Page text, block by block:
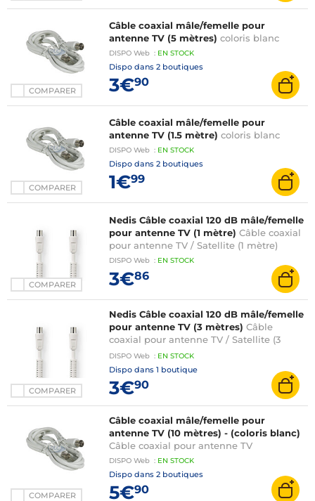
COMPARER
Câble coaxial mâle/femelle pour
antenne TV (5 mètres) coloris blanc
DISPO Web : EN STOCK
Dispo dans 2 boutiques
3€90
COMPARER
Câble coaxial mâle/femelle pour
antenne TV (1.5 mètre) coloris blanc
DISPO Web : EN STOCK
Dispo dans 2 boutiques
1€99
COMPARER
Nedis Câble coaxial 120 dB mâle/femelle
pour antenne TV (1 mètre) Câble coaxial
pour antenne TV / Satellite (1 mètre)
DISPO Web : EN STOCK
3€86
COMPARER
Nedis Câble coaxial 120 dB mâle/femelle
pour antenne TV (3 mètres) Câble
coaxial pour antenne TV / Satellite (3
mètres)
DISPO Web : EN STOCK
Dispo dans 1 boutique
3€90
COMPARER
Câble coaxial mâle/femelle pour
antenne TV (10 mètres) - (coloris blanc)
Câble coaxial pour antenne TV
DISPO Web : EN STOCK
Dispo dans 2 boutiques
5€90